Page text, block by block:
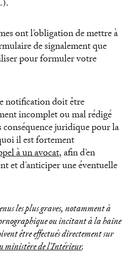
ont l’obligation de mettre à
de signalement que
pour formuler votre
notification doit être
incomplet ou mal rédigé
conséquence juridique pour la
il est fortement
à un avocat, afin d’en
et d’anticiper une éventuelle
les plus graves, notamment à
ou incitant à la haine
être effectués directement sur
ministère de l’Intérieur.